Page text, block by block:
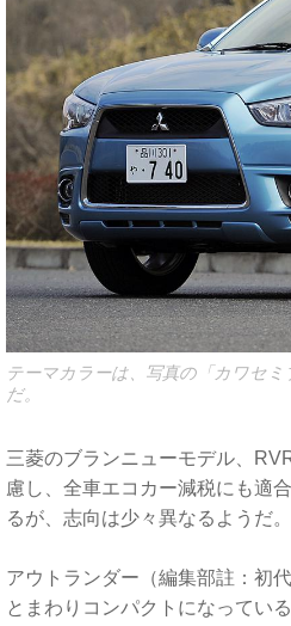
テーマカラーは、写真の「カワセ
だ。
三菱のブランニューモデル、
慮し、全車エコカー減税にも適
るが、志向は少々異なるようだ。
アウトランダー（編集部註：初
とまわりコンパクトになってい